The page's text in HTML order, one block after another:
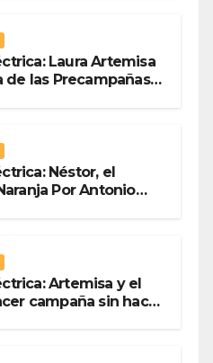
Laura Artemisa
de las Precampañas
Néstor, el
Por Antonio
Artemisa y el
campaña sin hacer